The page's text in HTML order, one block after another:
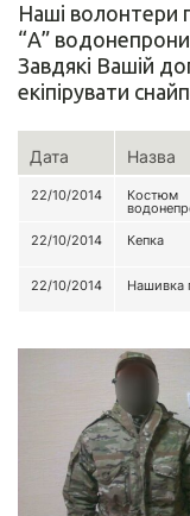
Наші волонтери
“А”
Завдякі Вашій
екіпірувати
Дата Назва
22/10/2014 Костюм
22/10/2014
Кепка
22/10/2014
Нашивка